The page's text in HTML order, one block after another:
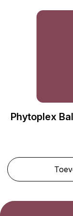
Phytoplex